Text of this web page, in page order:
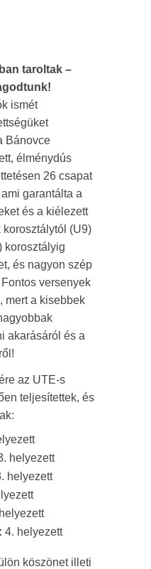
taroltak –
ismét
Bánovce
élménydús
26 csapat
garantálta a
és a kiélezett
korosztálytól (U9)
korosztályig
és nagyon szép
versenyek
mert a kisebbek
akarásáról és a
az UTE-s
teljesítettek, és
helyezett
helyezett
4. helyezett
köszönet illeti